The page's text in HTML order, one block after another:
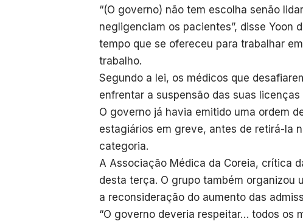
“(O governo) não tem escolha senão
negligenciam os pacientes”, disse Yoon
tempo que se ofereceu para trabalhar
trabalho.
Segundo a lei, os médicos que
enfrentar a suspensão das suas
O governo já havia emitido uma ordem
estagiários em greve, antes de retirá-la
categoria.
A Associação Médica da Coreia, crítica
desta terça. O grupo também organizou
a reconsideração do aumento das
“O governo deveria respeitar… todos os